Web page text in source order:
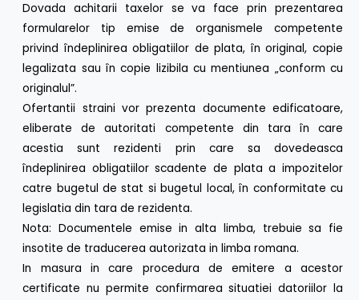
Dovada achitarii taxelor se va face prin prezentarea
formularelor tip emise de organismele competente
privind îndeplinirea obligatiilor de plata, în original, copie
legalizata sau în copie lizibila cu mentiunea „conform cu
originalul”.
Ofertantii straini vor prezenta documente edificatoare,
eliberate de autoritati competente din tara în care
acestia sunt rezidenti prin care sa dovedeasca
îndeplinirea obligatiilor scadente de plata a impozitelor
catre bugetul de stat si bugetul local, în conformitate cu
legislatia din tara de rezidenta.
Nota: Documentele emise in alta limba, trebuie sa fie
insotite de traducerea autorizata in limba romana.
In masura in care procedura de emitere a acestor
certificate nu permite confirmarea situatiei datoriilor la